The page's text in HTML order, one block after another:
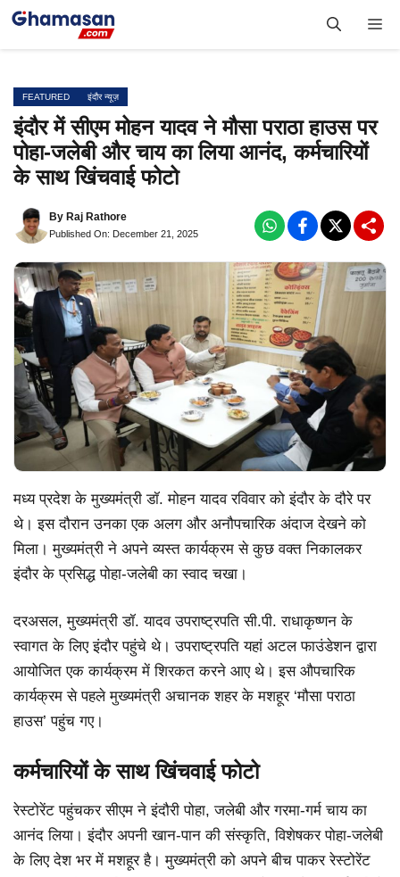
Skip
FEATURED इंदौर न्यूज़
इंदौर में सीएम मोहन यादव ने मौसा पराठा हाउस पर
पोहा-जलेबी और चाय का लिया आनंद, कर्मचारियों
के साथ खिंचवाई फोटो
By Raj Rathore
Published On: December 21, 2025
मध्य प्रदेश के मुख्यमंत्री डॉ. मोहन यादव रविवार को इंदौर के दौरे पर
थे। इस दौरान उनका एक अलग और अनौपचारिक अंदाज देखने को
मिला। मुख्यमंत्री ने अपने व्यस्त कार्यक्रम से कुछ वक्त निकालकर
इंदौर के प्रसिद्ध पोहा-जलेबी का स्वाद चखा।
दरअसल, मुख्यमंत्री डॉ. यादव उपराष्ट्रपति सी.पी. राधाकृष्णन के
स्वागत के लिए इंदौर पहुंचे थे। उपराष्ट्रपति यहां अटल फाउंडेशन द्वारा
आयोजित एक कार्यक्रम में शिरकत करने आए थे। इस औपचारिक
कार्यक्रम से पहले मुख्यमंत्री अचानक शहर के मशहूर ‘मौसा पराठा
हाउस’ पहुंच गए।
कर्मचारियों के साथ खिंचवाई फोटो
रेस्टोरेंट पहुंचकर सीएम ने इंदौरी पोहा, जलेबी और गरमा-गर्म चाय का
आनंद लिया। इंदौर अपनी खान-पान की संस्कृति, विशेषकर पोहा-जलेबी
के लिए देश भर में मशहूर है। मुख्यमंत्री को अपने बीच पाकर रेस्टोरेंट